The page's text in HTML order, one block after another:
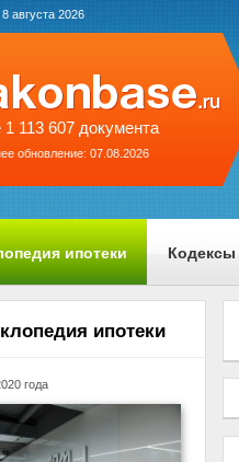
августа 2026
1 113 607 документа
обновление: 07.08.2026
ипотеки Кодексы
ипотеки
года